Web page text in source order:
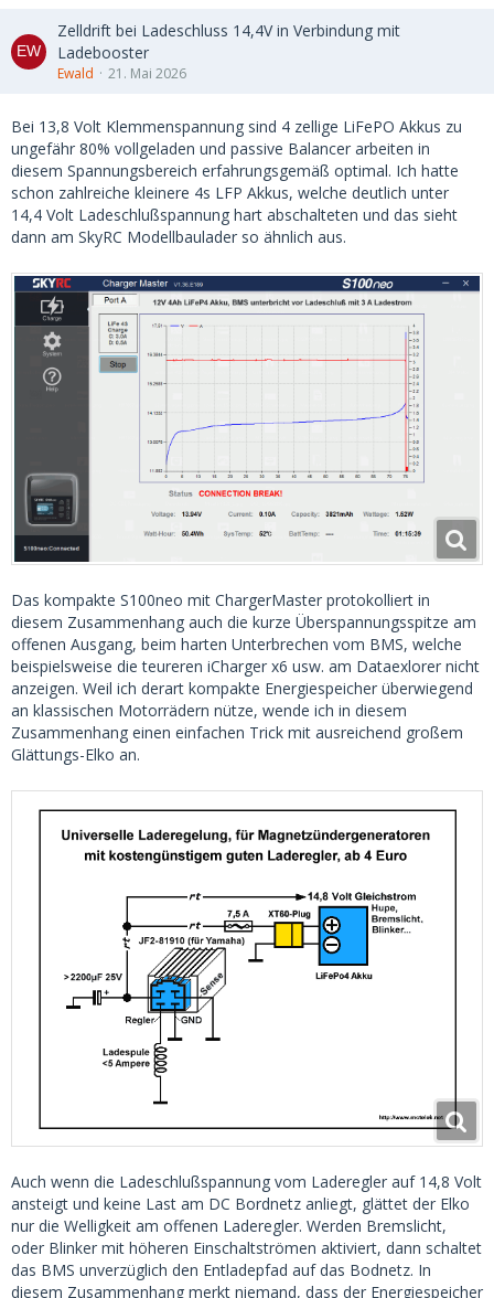
Zelldrift bei Ladeschluss 14,4V in Verbindung mit
Ladebooster
Ewald 21. Mai 2026
Bei 13,8 Volt Klemmenspannung sind 4 zellige LiFePO Akkus zu
ungefähr 80% vollgeladen und passive Balancer arbeiten in
diesem Spannungsbereich erfahrungsgemäß optimal. Ich hatte
schon zahlreiche kleinere 4s LFP Akkus, welche deutlich unter
14,4 Volt Ladeschlußspannung hart abschalteten und das sieht
dann am SkyRC Modellbaulader so ähnlich aus.
Das kompakte S100neo mit ChargerMaster protokolliert in
diesem Zusammenhang auch die kurze Überspannungsspitze am
offenen Ausgang, beim harten Unterbrechen vom BMS, welche
beispielsweise die teureren iCharger x6 usw. am Dataexlorer nicht
anzeigen. Weil ich derart kompakte Energiespeicher überwiegend
an klassischen Motorrädern nütze, wende ich in diesem
Zusammenhang einen einfachen Trick mit ausreichend großem
Glättungs-Elko an.
Auch wenn die Ladeschlußspannung vom Laderegler auf 14,8 Volt
ansteigt und keine Last am DC Bordnetz anliegt, glättet der Elko
nur die Welligkeit am offenen Laderegler. Werden Bremslicht,
oder Blinker mit höheren Einschaltströmen aktiviert, dann schaltet
das BMS unverzüglich den Entladepfad auf das Bodnetz. In
diesem Zusammenhang merkt niemand, dass der Energiespeicher